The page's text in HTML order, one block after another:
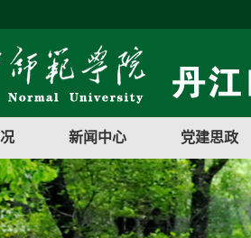
新闻中心 党建思政